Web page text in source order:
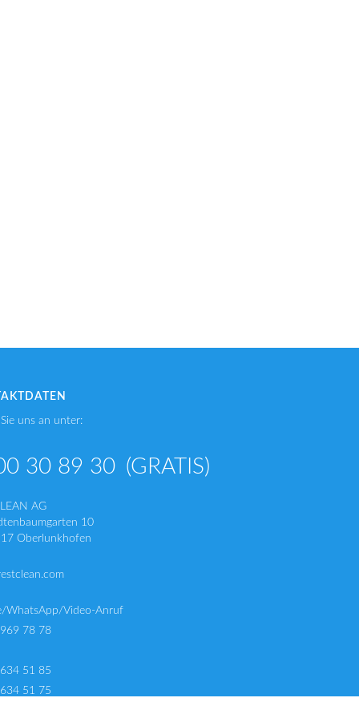
uns an unter:
30 89 30 (GRATIS)
AG
10
Oberlunkhofen
WhatsApp/Video-Anruf
78 78
51 85
51 75